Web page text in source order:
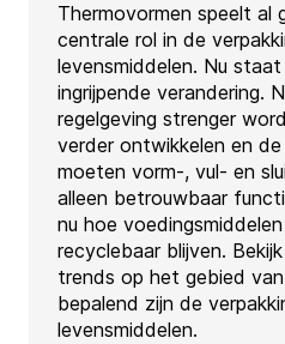
Thermovormen speelt al
centrale rol in de
levensmiddelen. Nu
ingrijpende verandering.
regelgeving strenger
verder ontwikkelen en
moeten vorm-, vul- en
alleen betrouwbaar
nu hoe
recyclebaar blijven.
trends op het gebied
bepalend zijn de
levensmiddelen.